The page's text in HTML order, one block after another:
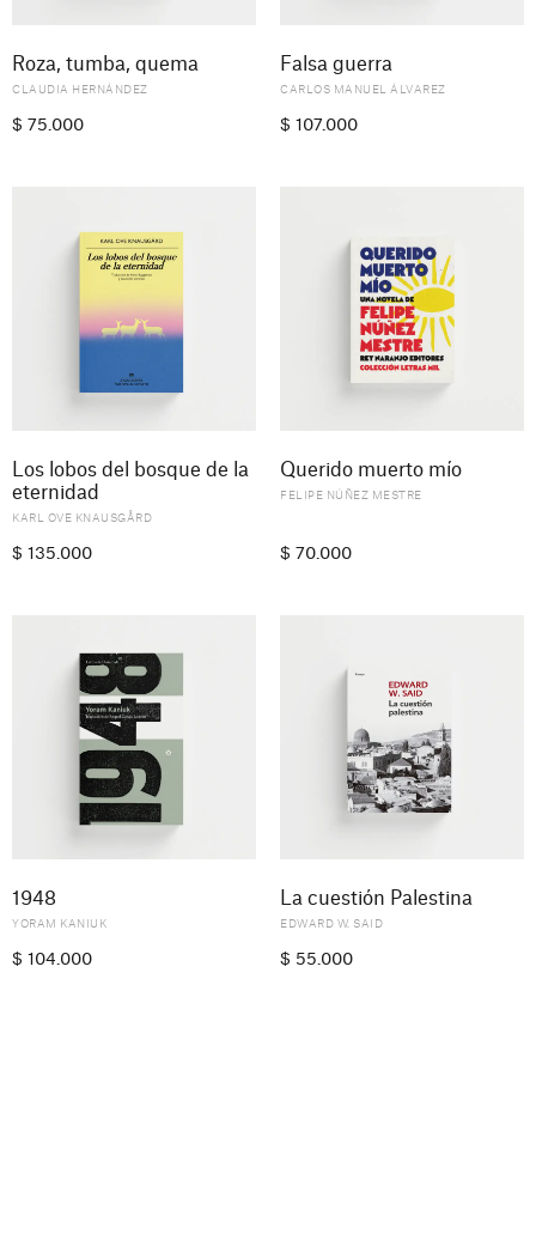
Roza, tumba, quema
CLAUDIA HERNÁNDEZ
$ 75.000
Falsa guerra
CARLOS MANUEL ÁLVAREZ
$ 107.000
Los lobos del bosque de la
eternidad
KARL OVE KNAUSGÅRD
$ 135.000
Querido muerto mío
FELIPE NÚÑEZ MESTRE
$ 70.000
1948
YORAM KANIUK
$ 104.000
La cuestión Palestina
EDWARD W. SAID
$ 55.000